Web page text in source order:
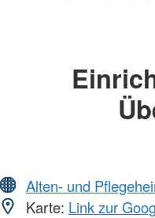
Alten- und
Karte: Link zur